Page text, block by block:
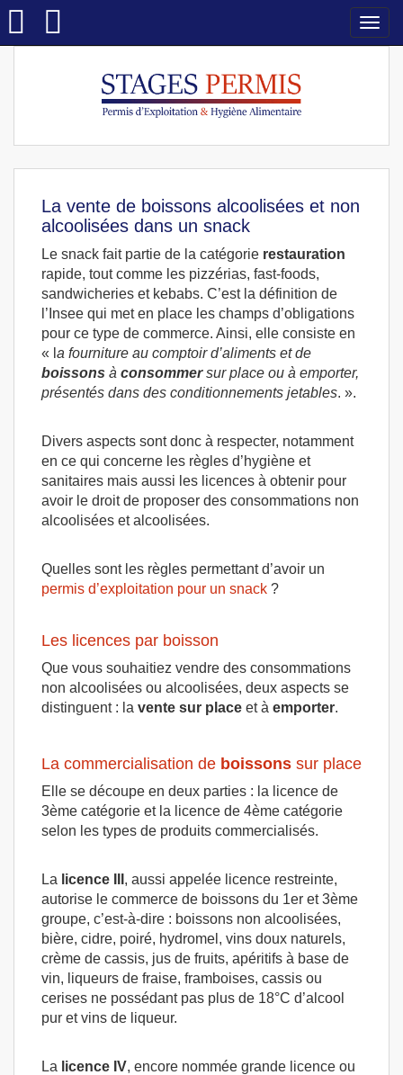
La vente de boissons alcoolisées et non
alcoolisées dans un snack
Le snack fait partie de la catégorie restauration
rapide, tout comme les pizzérias, fast-foods,
sandwicheries et kebabs. C’est la définition de
l’Insee qui met en place les champs d’obligations
pour ce type de commerce. Ainsi, elle consiste en
« l a fourniture au comptoir d’aliments et de
boissons à consommersur place ou à emporter,
présentés dans des conditionnements jetables. ».
Divers aspects sont donc à respecter, notamment
en ce qui concerne les règles d’hygiène et
sanitaires mais aussi les licences à obtenir pour
avoir le droit de proposer des consommations non
alcoolisées et alcoolisées.
Quelles sont les règles permettant d’avoir un
permis d’exploitation pour un snack ?
Les licences par boisson
Que vous souhaitiez vendre des consommations
non alcoolisées ou alcoolisées, deux aspects se
distinguent : la vente sur place et à emporter.
La commercialisation de boissons sur place
Elle se découpe en deux parties : la licence de
3ème catégorie et la licence de 4ème catégorie
selon les types de produits commercialisés.
La licence III , aussi appelée licence restreinte,
autorise le commerce de boissons du 1er et 3ème
groupe, c’est-à-dire : boissons non alcoolisées,
bière, cidre, poiré, hydromel, vins doux naturels,
crème de cassis, jus de fruits, apéritifs à base de
vin, liqueurs de fraise, framboises, cassis ou
cerises ne possédant pas plus de 18°C d’alcool
pur et vins de liqueur.
La licence IV, encore nommée grande licence ou